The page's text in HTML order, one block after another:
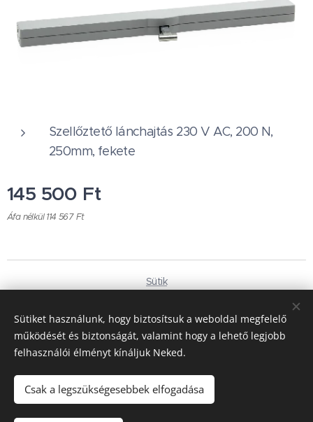
Szellőztető lánchajtás 230 V AC, 200 N,
250mm, fekete
145 500 Ft
Áfa nélkül 114 567 Ft
Sütik
Magyar
Deutsch
Pénznem
HUF Ft
EUR €
Sütiket használunk, hogy biztosítsuk a weboldal megfelelő
működését és biztonságát, valamint hogy a lehető legjobb
felhasználói élményt kínáljuk Neked.
Csak a legszükségesebbek elfogadása